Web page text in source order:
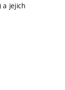
a jejich